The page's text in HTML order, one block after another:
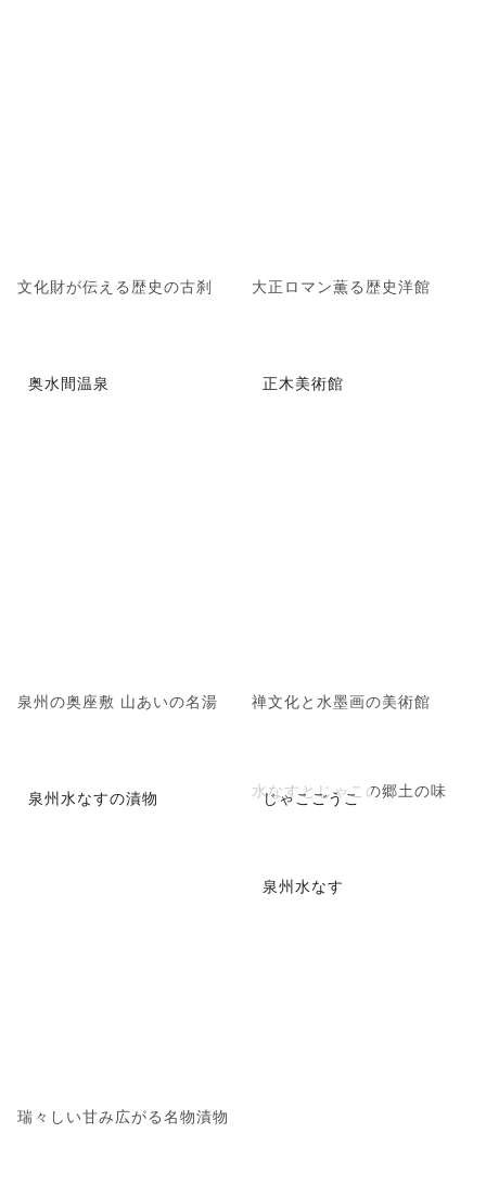
文化財が伝える歴史の古刹 大正ロマン薫る歴史洋館
奥水間温泉
泉州の奥座敷 山あいの名湯
正木美術館
禅文化と水墨画の美術館
泉州水なすの漬物
瑞々しい甘み広がる名物漬物
じゃこごうこ
水なすとじゃこの郷土の味
泉州水なす